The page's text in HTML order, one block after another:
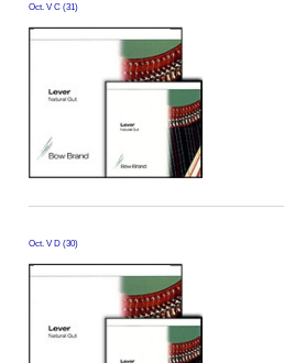
Oct. V C (31)
Oct. V D (30)